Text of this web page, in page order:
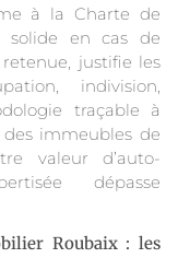
à la Charte de
solide en cas de
justifie les
indivision,
traçable à
immeubles de
valeur d’auto-
dépasse
Roubaix : les